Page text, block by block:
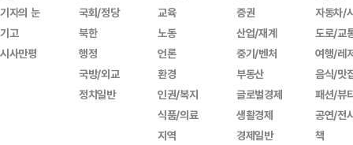
기자의 눈
기고
시사만평
국회/정당
북한
행정
국방/외교
정치일반
교육
노동
언론
환경
인권/복지
식품/의료
지역
증권
산업/재계
중기/벤처
부동산
글로벌경제
생활경제
경제일반
자동차/
도로/교
여행/레
음식/맛
패션/뷰
공연/전
책